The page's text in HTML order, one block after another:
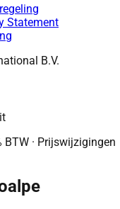
Statement
B.V.
· Prijswijzigingen